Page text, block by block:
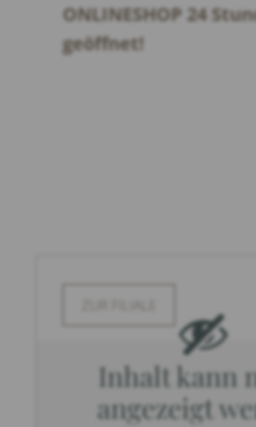
ONLINESHOP 24
geöffnet!
Inhalt kann
angezeigt